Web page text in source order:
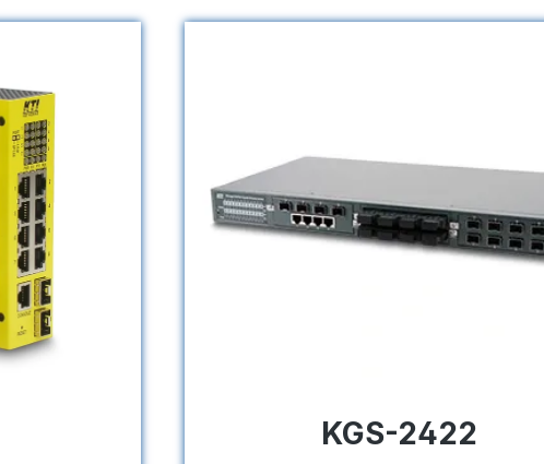
KGS-2422